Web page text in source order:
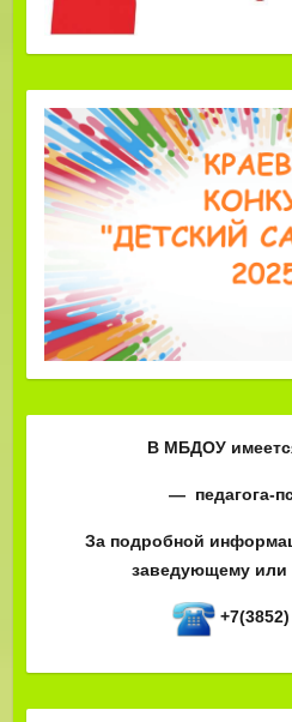
В МБДОУ
— педагога-
За подробной
заведующему или